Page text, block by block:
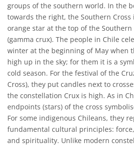
groups of the southern world. In the
towards the right, the Southern Cross
orange star at the top of the Southern
(gamma crux). The people in Chile
winter at the beginning of May when
high up in the sky; for them it is a
cold season. For the festival of the
Cross), they put candles next to
the constellation Crux is high. As in
endpoints (stars) of the cross
For some indigenous Chileans, they
fundamental cultural principles:
and spirituality. Unlike modern